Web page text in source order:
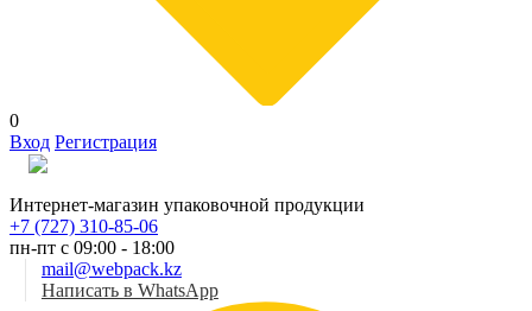
0
Вход Регистрация
Интернет-магазин упаковочной продукции
+7 (727) 310-85-06
пн-пт с 09:00 - 18:00
mail@webpack.kz
Написать в WhatsApp